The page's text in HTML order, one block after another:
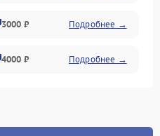
3000 ₽ Подробнее →
4000 ₽ Подробнее →